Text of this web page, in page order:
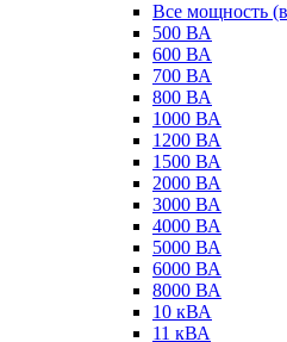
Все мощность
500 ВА
600 ВА
700 ВА
800 ВА
1000 ВА
1200 ВА
1500 ВА
2000 ВА
3000 ВА
4000 ВА
5000 ВА
6000 ВА
8000 ВА
10 кВА
11 кВА